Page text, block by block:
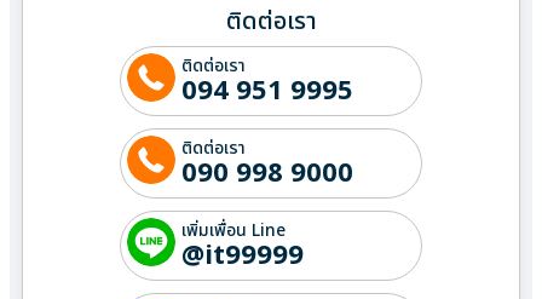
ติดต่อเรา
ติดต่อเรา
094 951 9995
ติดต่อเรา
090 998 9000
เพิ่มเพื่อน Line
@it99999